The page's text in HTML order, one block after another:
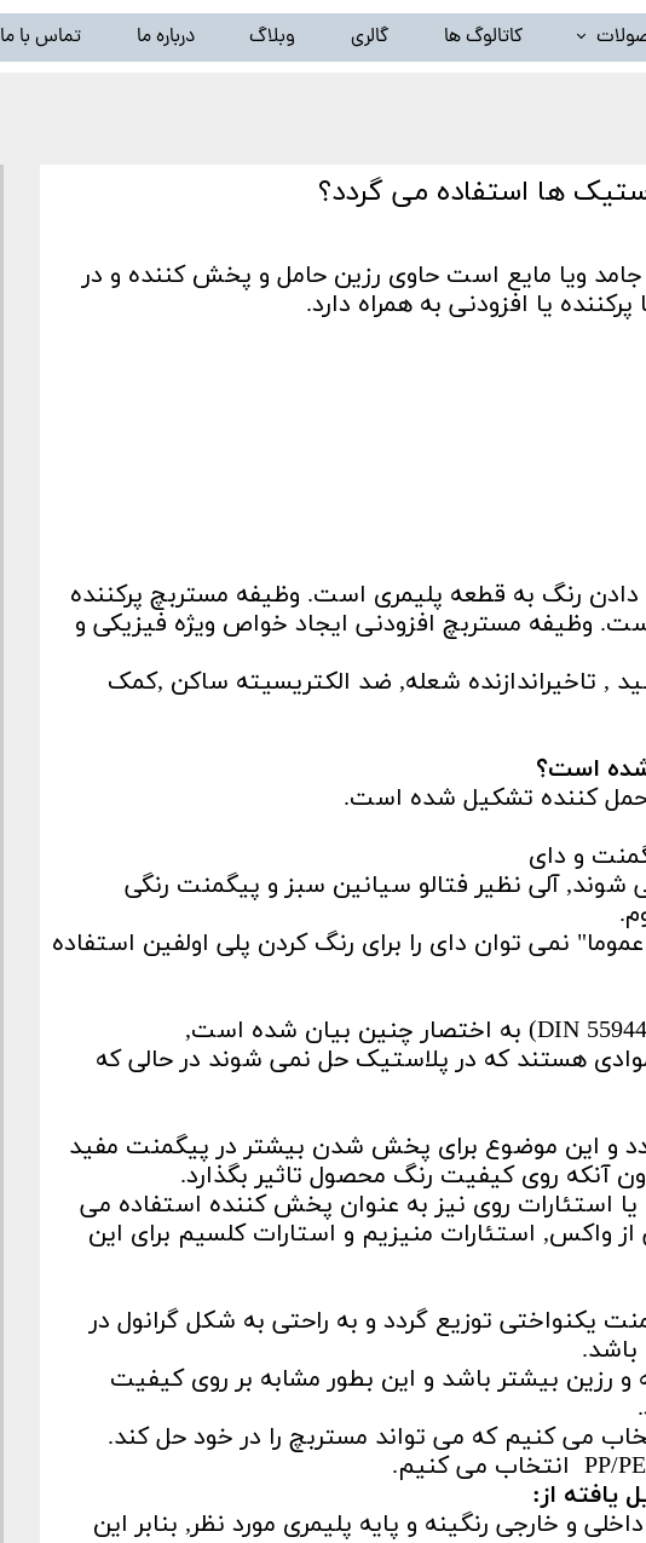
خط شستشوی نایلون و تجهیزات وابسته
سیلندر و مارپیچ اکسترودر
سایر محصولات ( توقف تولید )
کاتالوگ ها گالری وبلاگ درباره ما تماس با ما
ها استفاده می گردد؟
ویا مایع است حاوی رزین حامل و پخش کننده و در
یا افزودنی به همراه دارد.
دادن رنگ به قطعه پلیمری است. وظیفه مستربچ پرکننده
مستربچ افزودنی ایجاد خواص ویژه فیزیکی و
, تاخیراندازنده شعله, ضد الکتریسیته ساکن ,کمک
است؟
حمل کننده تشکیل شده است.
و دای
آلی نظیر فتالو سیانین سبز و پیگمنت رنگی
نمی توان دای را برای رنگ کردن پلی اولفین استفاده
هستند که در پلاستیک حل نمی شوند در حالی که
و این موضوع برای پخش شدن بیشتر در پیگمنت مفید
آنکه روی کیفیت رنگ محصول تاثیر بگذارد.
یا استئارات روی نیز به عنوان پخش کننده استفاده می
واکس, استئارات منیزیم و استارات کلسیم برای این
توزیع گردد و به راحتی به شکل گرانول در
باشد.
رزین بیشتر باشد و این بطور مشابه بر روی کیفیت
می کنیم که می تواند مستربچ را در خود حل کند.
یافته از:
و خارجی رنگینه و پایه پلیمری مورد نظر, بنابر این